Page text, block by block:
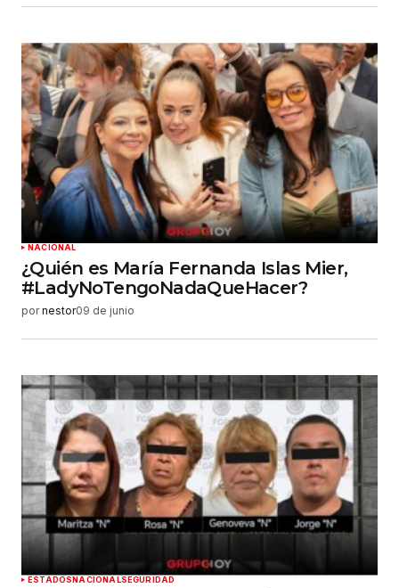
NACIONAL
¿Quién es María Fernanda Islas Mier,
#LadyNoTengoNadaQueHacer?
por nestor09 de junio
ESTADOSNACIONALSEGURIDAD